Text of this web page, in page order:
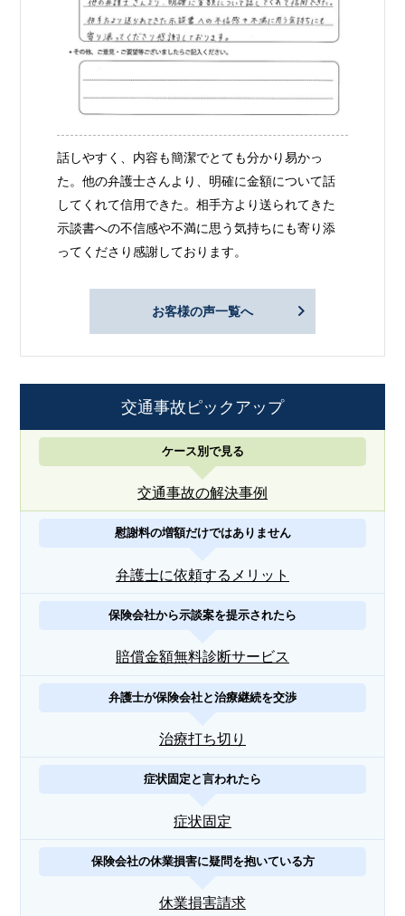
話しやすく、内容も簡潔でとても分かり易かっ
た。他の弁護士さんより、明確に金額について話
してくれて信用できた。相手方より送られてきた
示談書への不信感や不満に思う気持ちにも寄り添
ってくださり感謝しております。
お客様の声一覧へ
交通事故ピックアップ
ケース別で見る
交通事故の解決事例
慰謝料の増額だけではありません
弁護士に依頼するメリット
保険会社から示談案を提示されたら
賠償金額無料診断サービス
弁護士が保険会社と治療継続を交渉
治療打ち切り
症状固定と言われたら
症状固定
保険会社の休業損害に疑問を抱いている方
休業損害請求